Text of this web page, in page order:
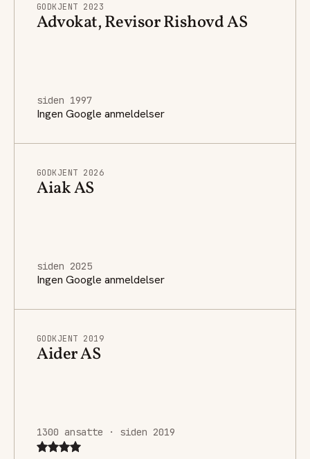
GODKJENT 2023
Advokat, Revisor Rishovd AS
siden 1997
Ingen Google anmeldelser
GODKJENT 2026
Aiak AS
siden 2025
Ingen Google anmeldelser
GODKJENT 2019
Aider AS
1300 ansatte · siden 2019